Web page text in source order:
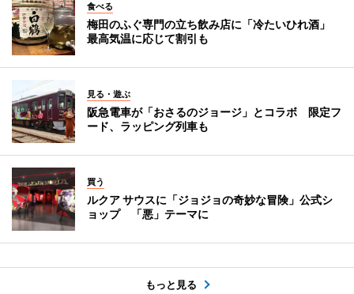
食べる
梅田のふぐ専門の立ち飲み店に「冷たいひれ酒」
最高気温に応じて割引も
見る・遊ぶ
阪急電車が「おさるのジョージ」とコラボ 限定フ
ード、ラッピング列車も
買う
ルクア サウスに「ジョジョの奇妙な冒険」公式シ
ョップ 「悪」テーマに
もっと見る